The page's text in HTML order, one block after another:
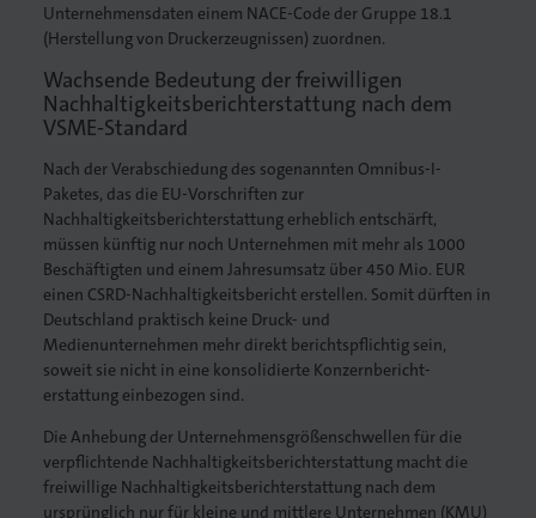
in
Unternehmensdaten einem NACE-Code der Gruppe 18.1
(Herstellung von Druckerzeugnissen) zuordnen.
Wachsende Bedeutung der freiwilligen
Nachhaltigkeitsberichterstattung nach dem
VSME-Standard
Nach der Verabschiedung des sogenannten Omnibus-I-
Paketes, das die EU-Vorschriften zur
Nachhaltigkeitsberichterstattung erheblich entschärft,
müssen künftig nur noch Unternehmen mit mehr als 1000
Beschäftigten und einem Jahresumsatz über 450 Mio. EUR
einen CSRD-Nachhaltigkeitsbericht erstellen. Somit dürften in
Deutschland praktisch keine Druck- und
Medienunternehmen mehr direkt berichtspflichtig sein,
soweit sie nicht in eine konsolidierte Konzern­bericht­
erstattung einbezogen sind.
Die Anhebung der Unternehmensgrößenschwellen für die
verpflichtende Nach­haltig­keits­berichterstattung macht die
freiwillige Nachhaltigkeitsbericht­erstat­tung nach dem
ursprünglich nur für kleine und mittlere Unternehmen (KMU)